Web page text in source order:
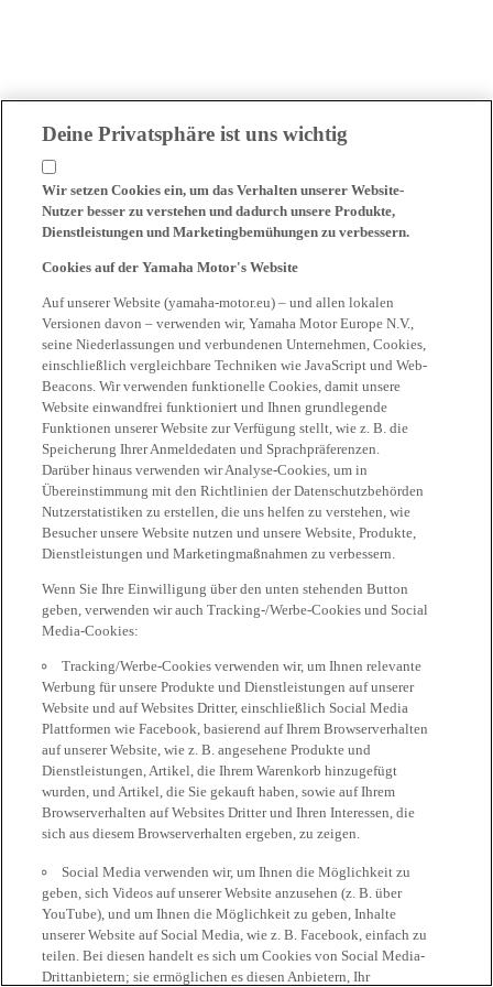
Deine Privatsphäre ist uns wichtig
Wir setzen Cookies ein, um das Verhalten unserer Website-
Nutzer besser zu verstehen und dadurch unsere Produkte,
Dienstleistungen und Marketingbemühungen zu verbessern.
Cookies auf der Yamaha Motor's Website
Auf unserer Website (yamaha-motor.eu) – und allen lokalen
Versionen davon – verwenden wir, Yamaha Motor Europe N.V.,
seine Niederlassungen und verbundenen Unternehmen, Cookies,
einschließlich vergleichbare Techniken wie JavaScript und Web-
Beacons. Wir verwenden funktionelle Cookies, damit unsere
Website einwandfrei funktioniert und Ihnen grundlegende
Funktionen unserer Website zur Verfügung stellt, wie z. B. die
Speicherung Ihrer Anmeldedaten und Sprachpräferenzen.
Darüber hinaus verwenden wir Analyse-Cookies, um in
Übereinstimmung mit den Richtlinien der Datenschutzbehörden
Nutzerstatistiken zu erstellen, die uns helfen zu verstehen, wie
Besucher unsere Website nutzen und unsere Website, Produkte,
Dienstleistungen und Marketingmaßnahmen zu verbessern.
Wenn Sie Ihre Einwilligung über den unten stehenden Button
geben, verwenden wir auch Tracking-/Werbe-Cookies und Social
Media-Cookies:
Tracking/Werbe-Cookies verwenden wir, um Ihnen relevante
Werbung für unsere Produkte und Dienstleistungen auf unserer
Website und auf Websites Dritter, einschließlich Social Media
Plattformen wie Facebook, basierend auf Ihrem Browserverhalten
auf unserer Website, wie z. B. angesehene Produkte und
Dienstleistungen, Artikel, die Ihrem Warenkorb hinzugefügt
wurden, und Artikel, die Sie gekauft haben, sowie auf Ihrem
Browserverhalten auf Websites Dritter und Ihren Interessen, die
sich aus diesem Browserverhalten ergeben, zu zeigen.
Social Media verwenden wir, um Ihnen die Möglichkeit zu
geben, sich Videos auf unserer Website anzusehen (z. B. über
YouTube), und um Ihnen die Möglichkeit zu geben, Inhalte
unserer Website auf Social Media, wie z. B. Facebook, einfach zu
teilen. Bei diesen handelt es sich um Cookies von Social Media-
Drittanbietern; sie ermöglichen es diesen Anbietern, Ihr